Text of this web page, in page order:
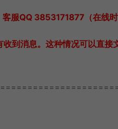
服QQ 3853171877（在线
到消息。这种情况可以直接